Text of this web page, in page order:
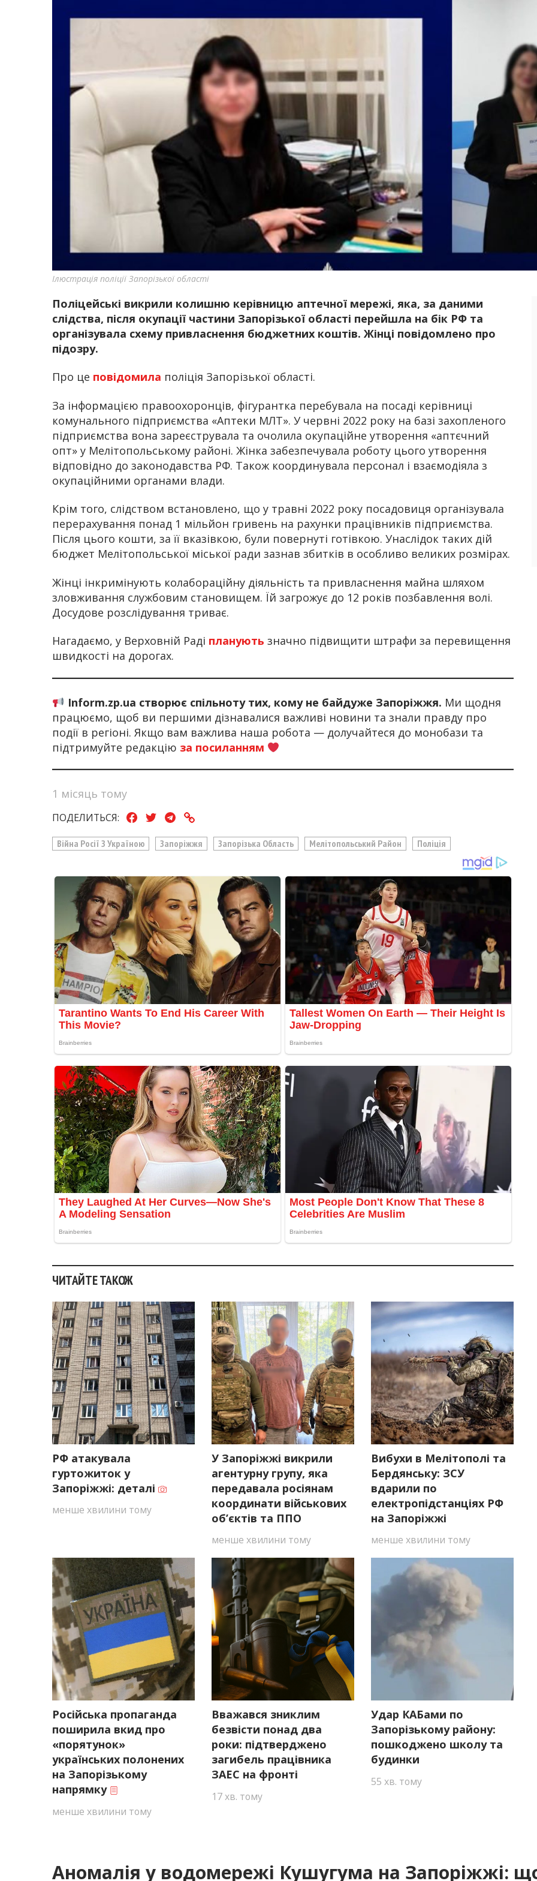
Ілюстрація поліції Запорізької області
Поліцейські викрили колишню керівницю аптечної мережі, яка, за даними
слідства, після окупації частини Запорізької області перейшла на бік РФ та
організувала схему привласнення бюджетних коштів. Жінці повідомлено про
підозру.
Про це повідомила поліція Запорізької області.
За інформацією правоохоронців, фігурантка перебувала на посаді керівниці
комунального підприємства «Аптеки МЛТ». У червні 2022 року на базі захопленого
підприємства вона зареєструвала та очолила окупаційне утворення «аптєчний
опт» у Мелітопольському районі. Жінка забезпечувала роботу цього утворення
відповідно до законодавства РФ. Також координувала персонал і взаємодіяла з
окупаційними органами влади.
Крім того, слідством встановлено, що у травні 2022 року посадовиця організувала
перерахування понад 1 мільйон гривень на рахунки працівників підприємства.
Після цього кошти, за її вказівкою, були повернуті готівкою. Унаслідок таких дій
бюджет Мелітопольської міської ради зазнав збитків в особливо великих розмірах.
Жінці інкримінують колабораційну діяльність та привласнення майна шляхом
зловживання службовим становищем. Їй загрожує до 12 років позбавлення волі.
Досудове розслідування триває.
Нагадаємо, у Верховній Раді планують значно підвищити штрафи за перевищення
швидкості на дорогах.
Inform.zp.ua створює спільноту тих, кому не байдуже Запоріжжя. Ми щодня
працюємо, щоб ви першими дізнавалися важливі новини та знали правду про
події в регіоні. Якщо вам важлива наша робота — долучайтеся до монобази та
підтримуйте редакцію за посиланням
1 місяць тому
ПОДЕЛИТЬСЯ:
Війна Росії З Україною Запоріжжя Запорізька Область Мелітопольський Район Поліція
ЧИТАЙТЕ ТАКОЖ
РФ атакувала
гуртожиток у
Запоріжжі: деталі
менше хвилини тому
У Запоріжжі викрили
агентурну групу, яка
передавала росіянам
координати військових
об’єктів та ППО
менше хвилини тому
Вибухи в Мелітополі та
Бердянську: ЗСУ
вдарили по
електропідстанціях РФ
на Запоріжжі
менше хвилини тому
Російська пропаганда
поширила вкид про
«порятунок»
українських полонених
на Запорізькому
напрямку
менше хвилини тому
Вважався зниклим
безвісти понад два
роки: підтверджено
загибель працівника
ЗАЕС на фронті
17 хв. тому
Удар КАБами по
Запорізькому району:
пошкоджено школу та
будинки
55 хв. тому
Аномалія у водомережі Кушугума на Запоріжжі: